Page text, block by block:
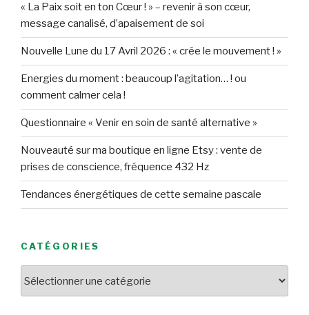
« La Paix soit en ton Cœur ! » – revenir à son cœur,
message canalisé, d’apaisement de soi
Nouvelle Lune du 17 Avril 2026 : « crée le mouvement ! »
Energies du moment : beaucoup l’agitation… ! ou
comment calmer cela !
Questionnaire « Venir en soin de santé alternative »
Nouveauté sur ma boutique en ligne Etsy : vente de
prises de conscience, fréquence 432 Hz
Tendances énergétiques de cette semaine pascale
CATÉGORIES